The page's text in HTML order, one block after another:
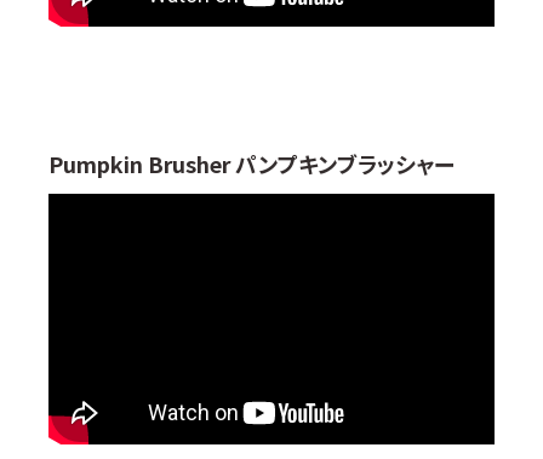
Pumpkin Brusher パンプキンブラッシャー